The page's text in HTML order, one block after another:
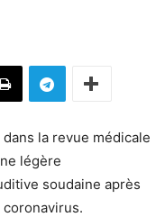
la revue médicale
légère
soudaine après